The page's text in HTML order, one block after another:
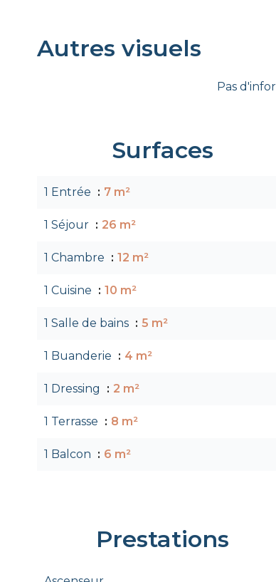
Autres visuels
Pas
Surfaces
1 Entrée 7 m²
1 Séjour 26 m²
1 Chambre 12 m²
1 Cuisine 10 m²
1 Salle de bains 5 m²
1 Buanderie 4 m²
1 Dressing 2 m²
1 Terrasse 8 m²
1 Balcon 6 m²
Prestations